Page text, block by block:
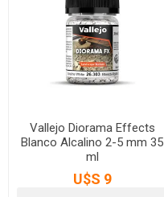
Vallejo Diorama Effects
Blanco Alcalino 2-5 mm 35
ml
U$S 9